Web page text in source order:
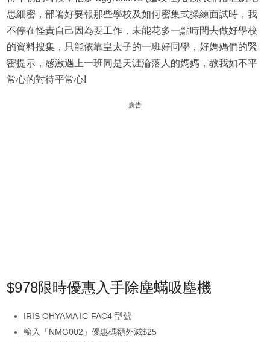
思細密，部署好要報那些學校及如何密集式操練面試時，我
不停在怪責自己因為要工作，未能花多一點時間去做好學校
的資料搜集，只能依靠皇太子的一班好同學，好媽媽們的緊
密提示，感激遇上一班同是天涯淪落人的媽媽，教我如不平
常心的對待平常心!
廣告
$978限時優惠入手除塵蟎吸塵機
IRIS OHYAMA IC-FAC4 型號
輸入「NMG002」優惠碼額外減$25